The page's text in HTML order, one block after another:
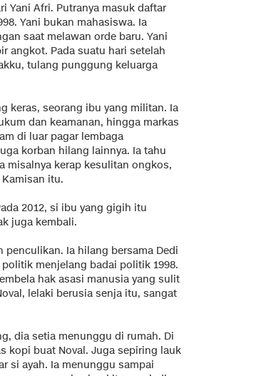
Yani Afri. Putranya masuk daftar
Yani bukan mahasiswa. Ia
saat melawan orde baru. Yani
angkot. Pada suatu hari setelah
tulang punggung keluarga
keras, seorang ibu yang militan. Ia
dan keamanan, hingga markas
di luar pagar lembaga
korban hilang lainnya. Ia tahu
misalnya kerap kesulitan ongkos,
itu.
2012, si ibu yang gigih itu
juga kembali.
Ia hilang bersama Dedi
menjelang badai politik 1998.
hak asasi manusia yang sulit
lelaki berusia senja itu, sangat
dia setia menunggu di rumah. Di
kopi buat Noval. Juga sepiring lauk
si ayah. Ia menunggu sampai